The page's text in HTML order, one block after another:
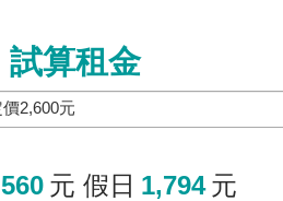
試算租金
元 假日 1,794 元